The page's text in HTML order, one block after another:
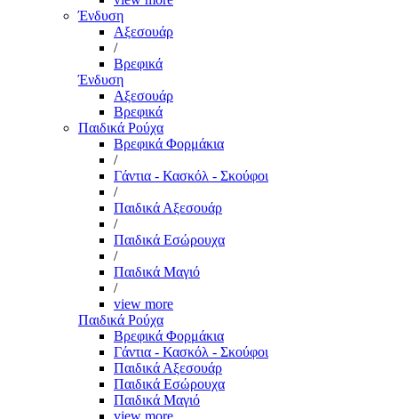
Ένδυση
Αξεσουάρ
/
Βρεφικά
Ένδυση
Αξεσουάρ
Βρεφικά
Παιδικά Ρούχα
Βρεφικά Φορμάκια
/
Γάντια - Κασκόλ - Σκούφοι
/
Παιδικά Αξεσουάρ
/
Παιδικά Εσώρουχα
/
Παιδικά Μαγιό
/
view more
Παιδικά Ρούχα
Βρεφικά Φορμάκια
Γάντια - Κασκόλ - Σκούφοι
Παιδικά Αξεσουάρ
Παιδικά Εσώρουχα
Παιδικά Μαγιό
view more